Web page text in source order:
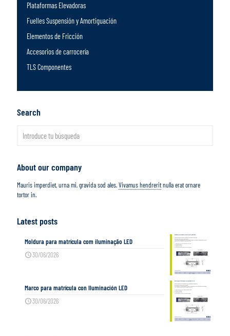
Plataformas Elevadoras
Fuelles Suspensión y Amortiguación
Elementos de Fricción
Accesorios de carrocería
TLS Componentes
Search
About our company
Mauris imperdiet, urna mi, gravida sod ales.Vivamus hendreritnulla erat ornare
tortor in.
Latest posts
Moldura para matrícula com iluminação LED
30/06/2026
Marco para matrícula con Iluminación LED
30/06/2026